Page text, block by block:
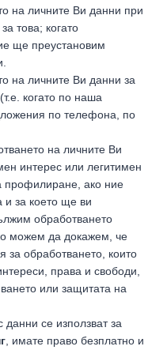
на личните Ви данни при
това; когато
ще преустановим
на личните Ви данни за
когато по наша
по телефона, по
на личните Ви
интерес или легитимен
профилиране, ако ние
и за което ще ви
обработването
можем да докажем, че
за обработването, които
права и свободи,
или защитата на
се използват за
, имате право безплатно и